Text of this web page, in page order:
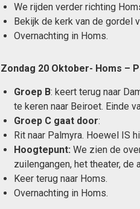
We rijden verder richting
Bekijk de kerk van de gordel
Overnachting in Homs.
Zondag 20 Oktober- Homs –
Groep B: keert terug naar
te keren naar Beiroet. Einde
Groep C gaat door:
Rit naar Palmyra. Hoewel IS
Hoogtepunt: We zien de
zuilengangen, het theater, de
Keer terug naar Homs.
Overnachting in Homs.